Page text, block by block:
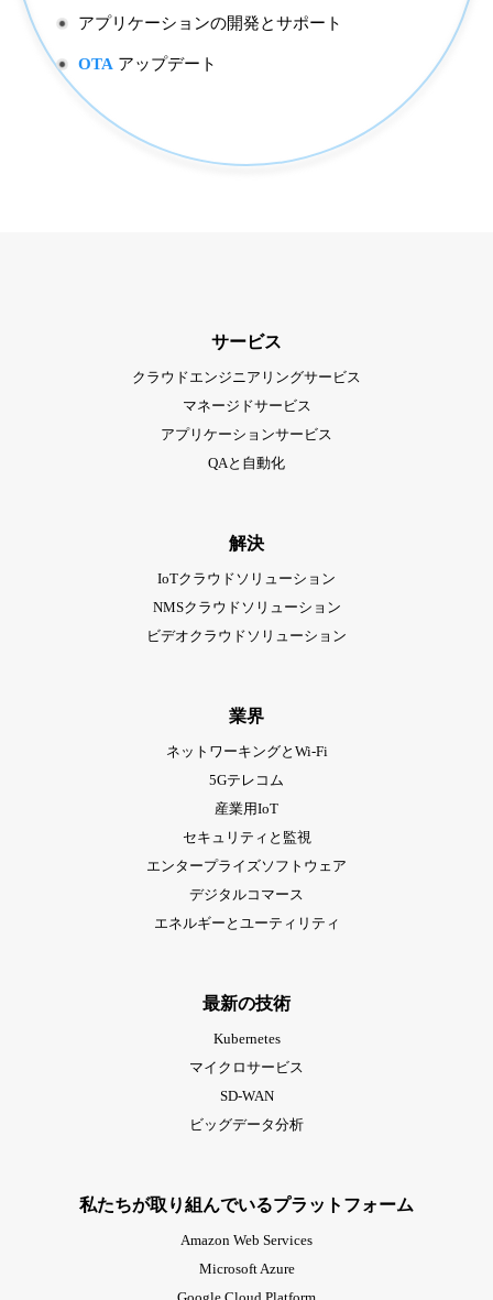
アプリケーションの開発とサポート
OTA アップデート
サービス
クラウドエンジニアリングサービス
マネージドサービス
アプリケーションサービス
QAと自動化
解決
IoTクラウドソリューション
NMSクラウドソリューション
ビデオクラウドソリューション
業界
ネットワーキングとWi-Fi
5Gテレコム
産業用IoT
セキュリティと監視
エンタープライズソフトウェア
デジタルコマース
エネルギーとユーティリティ
最新の技術
Kubernetes
マイクロサービス
SD-WAN
ビッグデータ分析
私たちが取り組んでいるプラットフォーム
Amazon Web Services
Microsoft Azure